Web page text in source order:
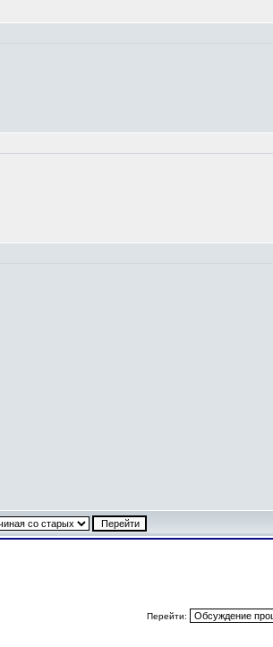
Перейти: